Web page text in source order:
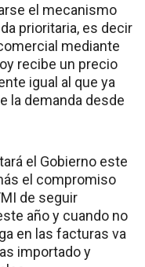
el mecanismo
prioritaria, es decir
mediante
recibe un precio
igual al que ya
la demanda desde
el Gobierno este
el compromiso
de seguir
año y cuando no
en las facturas va
importado y